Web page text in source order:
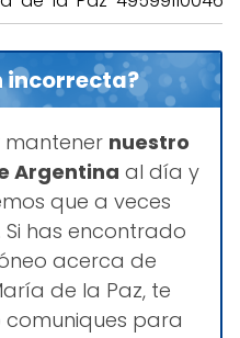
incorrecta?
mantener nuestro
Argentina al día y
que a veces
has encontrado
acerca de
de la Paz, te
comuniques para